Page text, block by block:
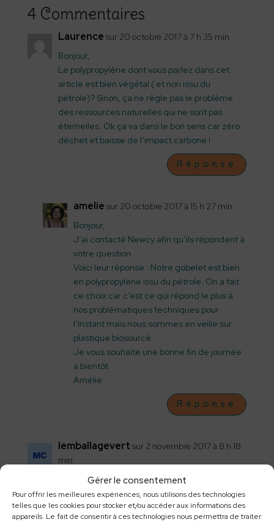
Gérer le consentement
Pour offrir les meilleures expériences, nous utilisons des technologies
telles que les cookies pour stocker et/ou accéder aux informations des
appareils. Le fait de consentir à ces technologies nous permettra de traiter
4 Commentaires
Laurence sur 20 octobre 2017 à 7 h 35 min
Bonjour,
Le polypropylène dont vous parlez dans cet
article est bien végétal ( et non issu du
pétrole)? Sinon, ça ne règle pas le problème
des ressources naturelles qui ne sont pas
éternelles. Ok ça va dans le bon sens car zéro
déchet et baisse de l’impact carbone !
Réponse
amelie sur 20 octobre 2017 à 15 h 27 min
Bonjour,
J’ai contacté Newcy afin qu’ils répondent à
votre question.
Voici leur réponse : Notre gobelet est bien
en polypropylène issu du pétrole. On a fait
ce choix car c’est ce qui répond le plus à
nos problématiques techniques pour
l’instant mais nous sommes en veille sur
plastique biosourcé.
Je vous souhaite une bonne fin de journée
a bientôt
Amélie
Réponse
lemballagevert sur 2 novembre 2017 à 8 h 18
min
Bonjour,
Certes la réutilisation des contenants c’est
l’avenir. Mais on a passé des années à